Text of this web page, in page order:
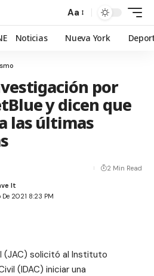
Aa
Noticias Nueva York
por
y dicen que
las últimas
2021 8:23 PM
2 Min Read
(JAC) solicitó al Instituto
(IDAC) iniciar una